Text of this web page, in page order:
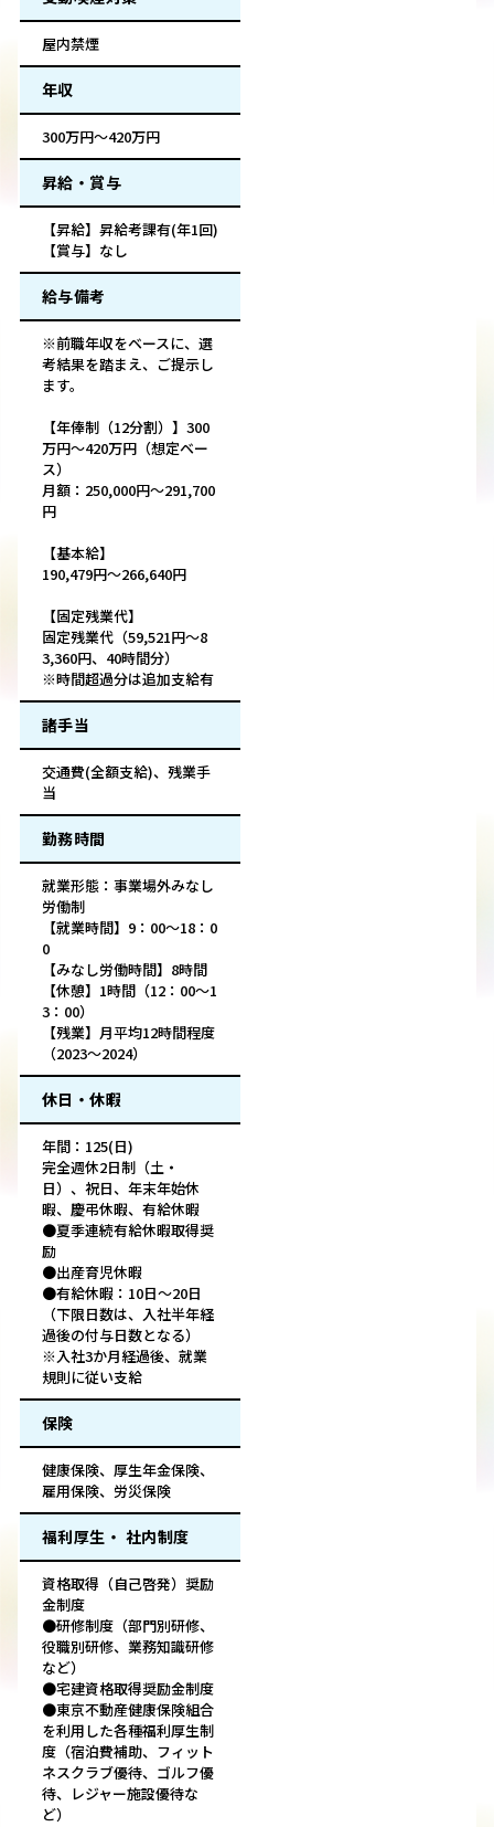
屋内禁煙
年収
300万円～420万円
昇給・賞与
【昇給】昇給考課有(年1回)
【賞与】なし
給与備考
※前職年収をベースに、選
考結果を踏まえ、ご提示し
ます。
【年俸制（12分割）】300
万円～420万円（想定ベー
ス）
月額：250,000円～291,700
円
【基本給】
190,479円～266,640円
【固定残業代】
固定残業代（59,521円～8
3,360円、40時間分）
※時間超過分は追加支給有
諸手当
交通費(全額支給)、残業手
当
勤務時間
就業形態：事業場外みなし
労働制
【就業時間】9：00～18：0
0
【みなし労働時間】8時間
【休憩】1時間（12：00～1
3：00）
【残業】月平均12時間程度
（2023～2024）
休日・休暇
年間：125(日)
完全週休2日制（土・
日）、祝日、年末年始休
暇、慶弔休暇、有給休暇
●夏季連続有給休暇取得奨
励
●出産育児休暇
●有給休暇：10日～20日
（下限日数は、入社半年経
過後の付与日数となる）
※入社3か月経過後、就業
規則に従い支給
保険
健康保険、厚生年金保険、
雇用保険、労災保険
福利厚生・ 社内制度
資格取得（自己啓発）奨励
金制度
●研修制度（部門別研修、
役職別研修、業務知識研修
など）
●宅建資格取得奨励金制度
●東京不動産健康保険組合
を利用した各種福利厚生制
度（宿泊費補助、フィット
ネスクラブ優待、ゴルフ優
待、レジャー施設優待な
ど）